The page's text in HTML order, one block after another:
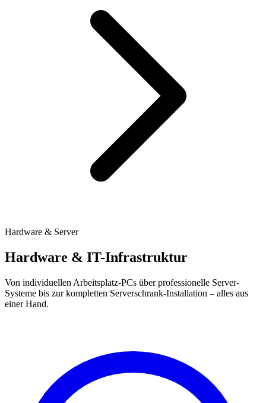
Hardware & Server
Hardware & IT-Infrastruktur
Von individuellen Arbeitsplatz-PCs über professionelle Server-
Systeme bis zur kompletten Serverschrank-Installation – alles aus
einer Hand.